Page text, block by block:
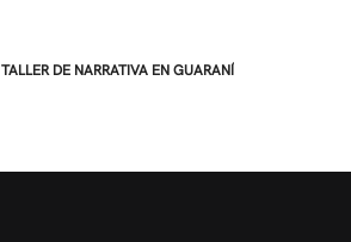
TALLER DE NARRATIVA EN GUARANÍ